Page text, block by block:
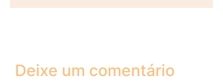
Deixe um comentário